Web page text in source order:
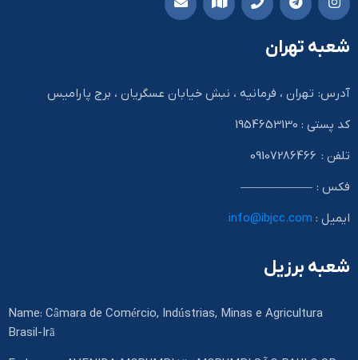
شعبه تهران
آدرس: تهران ، فرمانیه ، نبش خیابان عسگریان ، برج پارامیس
کد پستی : 1954653130
تلفن : 09107286466
فکس : ——————
ایمیل : info@ibjcc.com
شعبه برزیل
Name: Câmara de Comércio, Indústrias, Minas e Agricultura
Brasil-Irã